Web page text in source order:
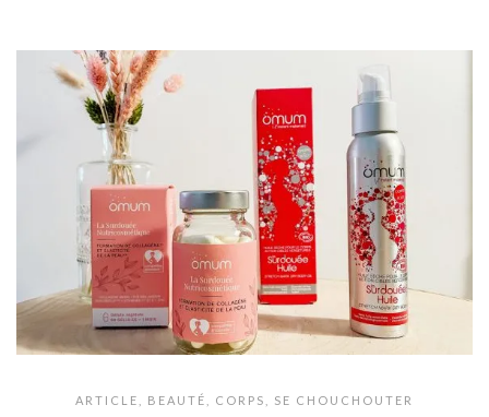
ARTICLE BEAUTÉ CORPS SE CHOUCHOUTER